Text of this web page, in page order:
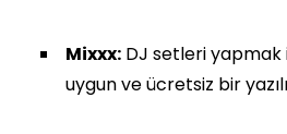
Mixxx: DJ setleri
uygun ve ücretsiz bir